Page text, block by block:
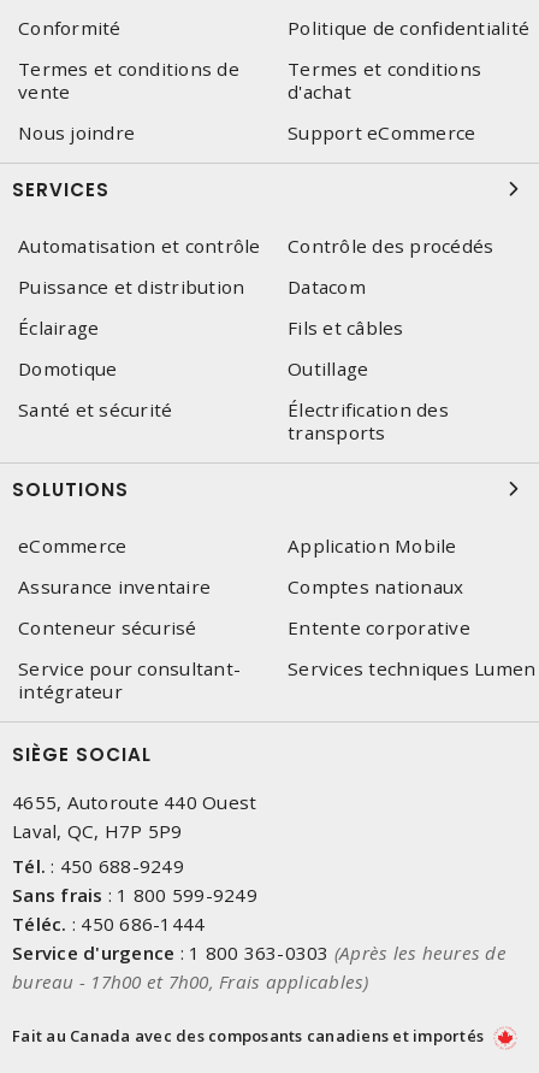
Conformité
Politique de confidentialité
Termes et conditions de
vente
Termes et conditions
d'achat
Nous joindre
Support eCommerce
SERVICES
Automatisation et contrôle
Contrôle des procédés
Puissance et distribution
Datacom
Éclairage
Fils et câbles
Domotique
Outillage
Santé et sécurité
Électrification des
transports
SOLUTIONS
eCommerce
Application Mobile
Assurance inventaire
Comptes nationaux
Conteneur sécurisé
Entente corporative
Service pour consultant-
intégrateur
Services techniques Lumen
SIÈGE SOCIAL
4655, Autoroute 440 Ouest
Laval, QC, H7P 5P9
Tél. : 450 688-9249
Sans frais : 1 800 599-9249
Téléc. : 450 686-1444
Service d'urgence : 1 800 363-0303 (Après les heures de
bureau - 17h00 et 7h00, Frais applicables)
Fait au Canada avec des composants canadiens et importés